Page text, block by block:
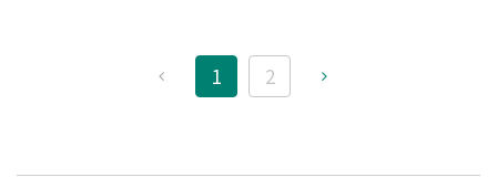
1 2